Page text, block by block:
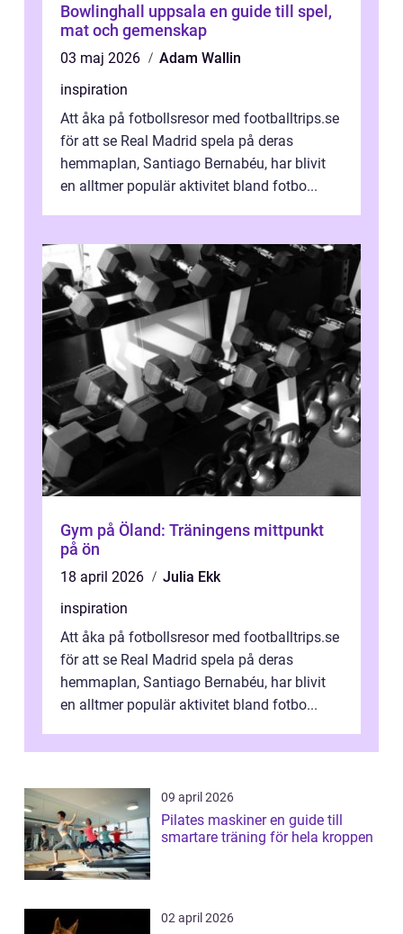
Bowlinghall uppsala en guide till spel,
mat och gemenskap
03 maj 2026
Adam Wallin
inspiration
Att åka på fotbollsresor med footballtrips.se
för att se Real Madrid spela på deras
hemmaplan, Santiago Bernabéu, har blivit
en alltmer populär aktivitet bland fotbo...
Gym på Öland: Träningens mittpunkt
på ön
18 april 2026
Julia Ekk
inspiration
Att åka på fotbollsresor med footballtrips.se
för att se Real Madrid spela på deras
hemmaplan, Santiago Bernabéu, har blivit
en alltmer populär aktivitet bland fotbo...
09 april 2026
Pilates maskiner en guide till
smartare träning för hela kroppen
02 april 2026